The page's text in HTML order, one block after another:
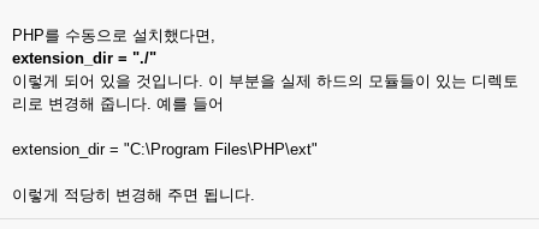
PHP를 수동으로 설치했다면,
extension_dir = "./"
이렇게 되어 있을 것입니다. 이 부분을 실제 하드의 모듈들이 있는 디렉토
리로 변경해 줍니다. 예를 들어
extension_dir = "C:\Program Files\PHP\ext"
이렇게 적당히 변경해 주면 됩니다.